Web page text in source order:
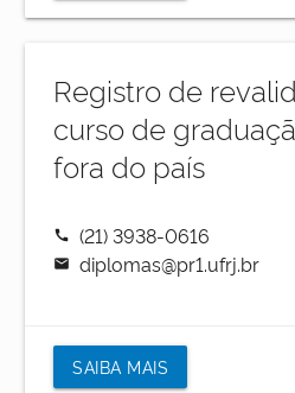
Registro de
curso de
fora do país
call (21) 3938-0616
mail diplomas@pr1.ufrj.br
SAIBA MAIS